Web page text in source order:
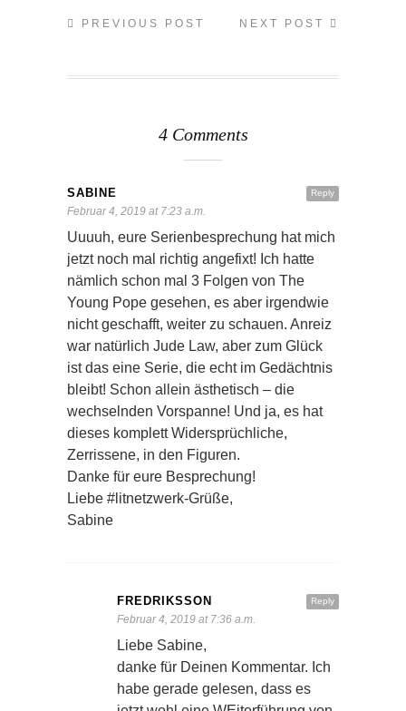
PREVIOUS POST NEXT POST
4 Comments
Reply
SABINE
Februar 4, 2019 at 7:23 a.m.
Uuuuh, eure Serienbesprechung hat mich
jetzt noch mal richtig angefixt! Ich hatte
nämlich schon mal 3 Folgen von The
Young Pope gesehen, es aber irgendwie
nicht geschafft, weiter zu schauen. Anreiz
war natürlich Jude Law, aber zum Glück
ist das eine Serie, die echt im Gedächtnis
bleibt! Schon allein ästhetisch – die
wechselnden Vorspanne! Und ja, es hat
dieses komplett Widersprüchliche,
Zerrissene, in den Figuren.
Danke für eure Besprechung!
Liebe #litnetzwerk-Grüße,
Sabine
Reply
FREDRIKSSON
Februar 4, 2019 at 7:36 a.m.
Liebe Sabine,
danke für Deinen Kommentar. Ich
habe gerade gelesen, dass es